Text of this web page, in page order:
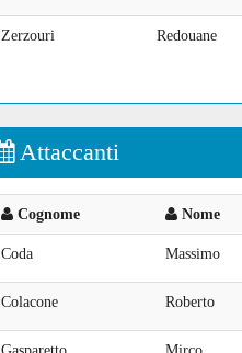
Zerzouri Redouane
Attaccanti
Cognome Nome
Coda Massimo
Colacone Roberto